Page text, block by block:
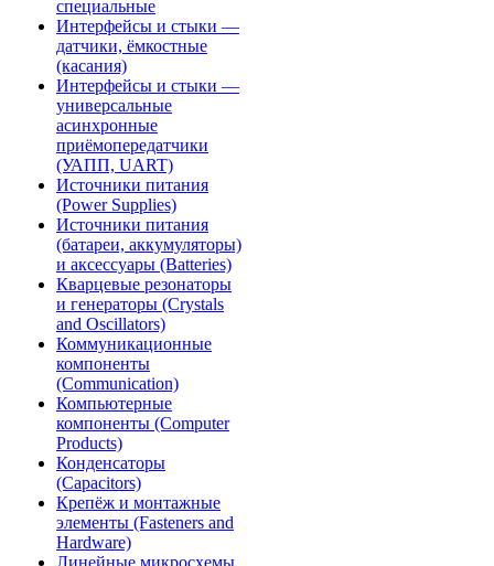
специальные
Интерфейсы и стыки —
датчики, ёмкостные
(касания)
Интерфейсы и стыки —
универсальные
асинхронные
приёмопередатчики
(УАПП, UART)
Источники питания
(Power Supplies)
Источники питания
(батареи, аккумуляторы)
и аксессуары (Batteries)
Кварцевые резонаторы
и генераторы (Crystals
and Oscillators)
Коммуникационные
компоненты
(Communication)
Компьютерные
компоненты (Computer
Products)
Конденсаторы
(Capacitors)
Крепёж и монтажные
элементы (Fasteners and
Hardware)
Линейные микросхемы